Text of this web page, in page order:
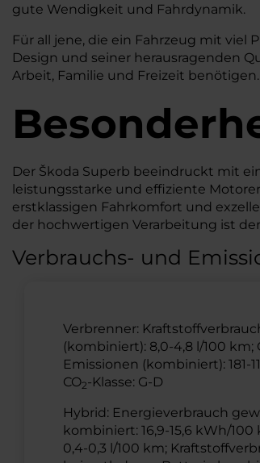
gute Wendigkeit und Fahrdynamik.
Für all jene, die ein Fahrzeug mit
Design und seiner herausragenden
Arbeit, Familie und Freizeit benötigen.
Der Škoda Superb beeindruckt mit
leistungsstarke und effiziente
erstklassigen Fahrkomfort und
der hochwertigen Verarbeitung ist
Verbrauchs- und
Verbrenner:
(kombiniert): 8,0-4,8 l/100 km;
Emissionen (kombiniert): 181-
CO2-Klasse: G-D
Hybrid: Energieverbrauch
kombiniert: 16,9-15,6 kWh/100
0,4-0,3 l/100 km;